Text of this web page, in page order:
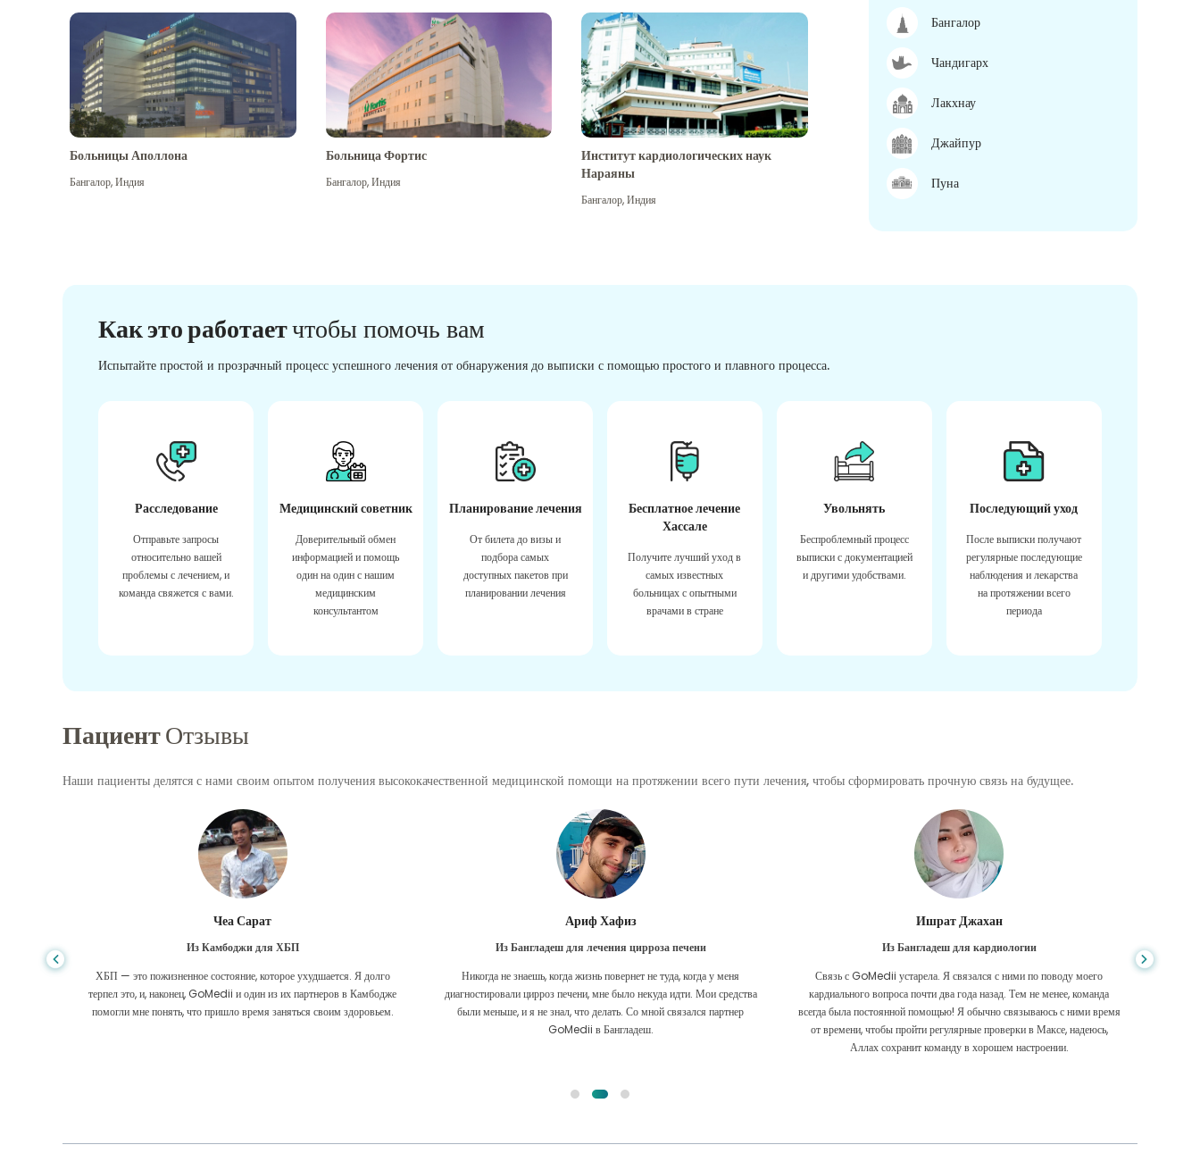
Больницы Аполлона
Бангалор,Индия
Больница Фортис
Бангалор,Индия
Институт кардиологических наук
Нараяны
Бангалор,Индия
Бангалор
Чандигарх
Лакхнау
Джайпур
Пуна
Как это работаетчтобы помочь вам
Испытайте простой и прозрачный процесс успешного лечения от обнаружения до выписки с помощью простого и плавного процесса.
Расследование
Отправьте запросы
относительно вашей
проблемы с лечением, и
команда свяжется с вами.
Медицинский советник
Доверительный обмен
информацией и помощь
один на один с нашим
медицинским
консультантом
Планирование лечения
От билета до визы и
подбора самых
доступных пакетов при
планировании лечения
Бесплатное лечение
Хассале
Получите лучший уход в
самых известных
больницах с опытными
врачами в стране
Увольнять
Беспроблемный процесс
выписки с документацией
и другими удобствами.
Последующий уход
После выписки получают
регулярные последующие
наблюдения и лекарства
на протяжении всего
периода
ПациентОтзывы
Наши пациенты делятся с нами своим опытом получения высококачественной медицинской помощи на протяжении всего пути лечения, чтобы сформировать прочную связь на будущее.
Я долго
в Камбодже
своим здоровьем.
Ариф Хафиз
Из Бангладеш для лечения цирроза печени
Никогда не знаешь, когда жизнь повернет не туда, когда у меня
диагностировали цирроз печени, мне было некуда идти. Мои средства
были меньше, и я не знал, что делать. Со мной связался партнер
Ишрат Джахан
Из Бангладеш для кардиологии
Связь с GoMedii устарела. Я связался с ними по поводу моего
кардиального вопроса почти два года назад. Тем не менее, команда
всегда была постоянной помощью! Я обычно связываюсь с ними время
от времени, чтобы пройти регулярные проверки в Максе, надеюсь,
Ахмад Хасан
Из Омана от рака легких
Изучая Интернет, я нашел GoMedii. Это было сложно, и мне нужен
был самый быстрый ответ. Команда GoMedii не только выразила свое
мнение в любое время суток, но и быстро закрыла мой документ.